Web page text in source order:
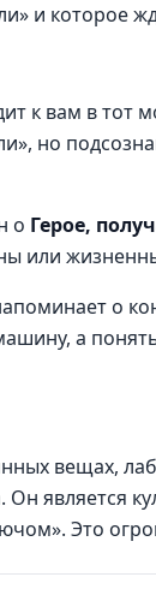
и которое
к вам в тот
но
о Герое,
или
о
а
вещах,
является
Это